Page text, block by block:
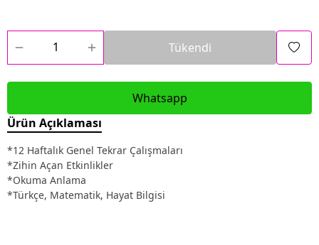
Tükendi
Whatsapp
Ürün Açıklaması
*12 Haftalık Genel Tekrar Çalışmaları
*Zihin Açan Etkinlikler
*Okuma Anlama
*Türkçe, Matematik, Hayat Bilgisi